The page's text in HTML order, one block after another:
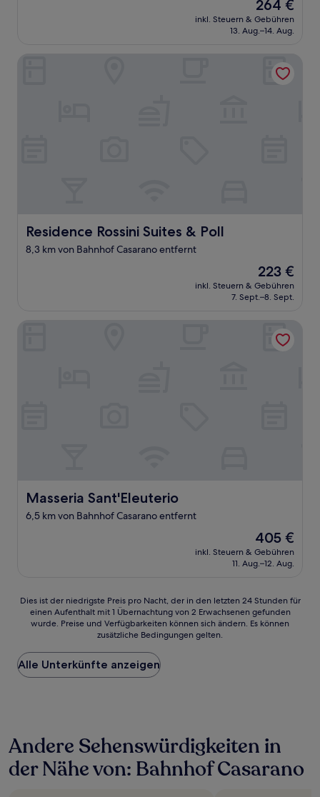
Preis
beträgt
264 €
inkl. Steuern & Gebühren
13. Aug.–14. Aug.
Residence Rossini Suites & Poll
Residence Rossini Suites & Poll
8,3 km von Bahnhof Casarano entfernt
Der
Preis
beträgt
223 €
inkl. Steuern & Gebühren
7. Sept.–8. Sept.
Masseria Sant'Eleuterio
Masseria Sant'Eleuterio
6,5 km von Bahnhof Casarano entfernt
Der
Preis
beträgt
405 €
inkl. Steuern & Gebühren
11. Aug.–12. Aug.
Dies
der
Preis
pro
Nacht,
24 Stunden
für
einen
Dies ist der niedrigste Preis pro Nacht, der in den letzten 24 Stunden für
einen Aufenthalt mit 1 Übernachtung von 2 Erwachsenen gefunden
wurde. Preise und Verfügbarkeiten können sich ändern. Es können
zusätzliche Bedingungen gelten.
Alle Unterkünfte anzeigen
Andere Sehenswürdigkeiten in
der Nähe von: Bahnhof Casarano